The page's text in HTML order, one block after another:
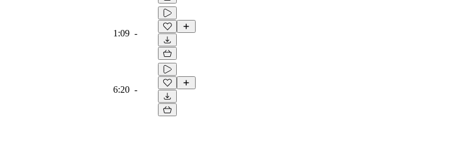
1:09 -
6:20 -